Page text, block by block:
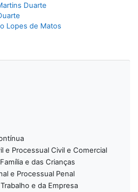
Duarte
Lopes de Matos
e Processual Civil e Comercial
e das Crianças
e Processual Penal
e da Empresa